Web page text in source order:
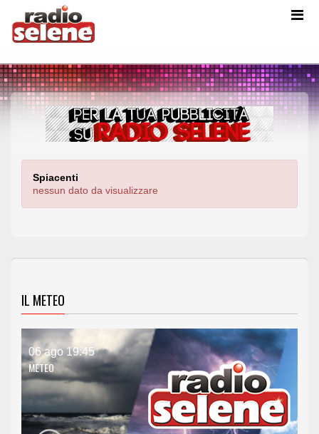
Spiacenti
nessun dato da visualizzare
IL METEO
06 ago 19:45
METEO